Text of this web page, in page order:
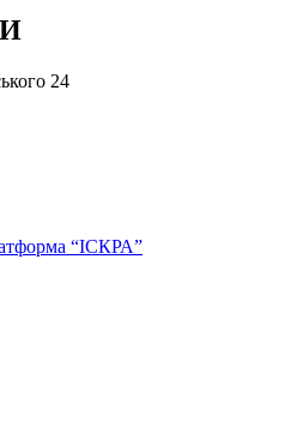
24
“ІСКРА”